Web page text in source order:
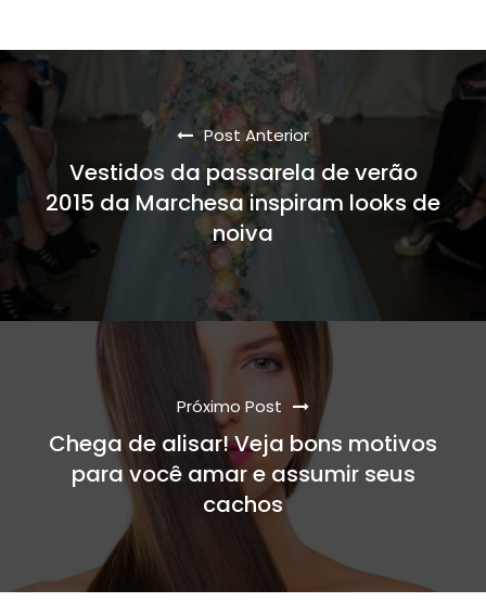
Post Anterior
Vestidos da passarela de verão
2015 da Marchesa inspiram looks de
noiva
Próximo Post
Chega de alisar! Veja bons motivos
para você amar e assumir seus
cachos